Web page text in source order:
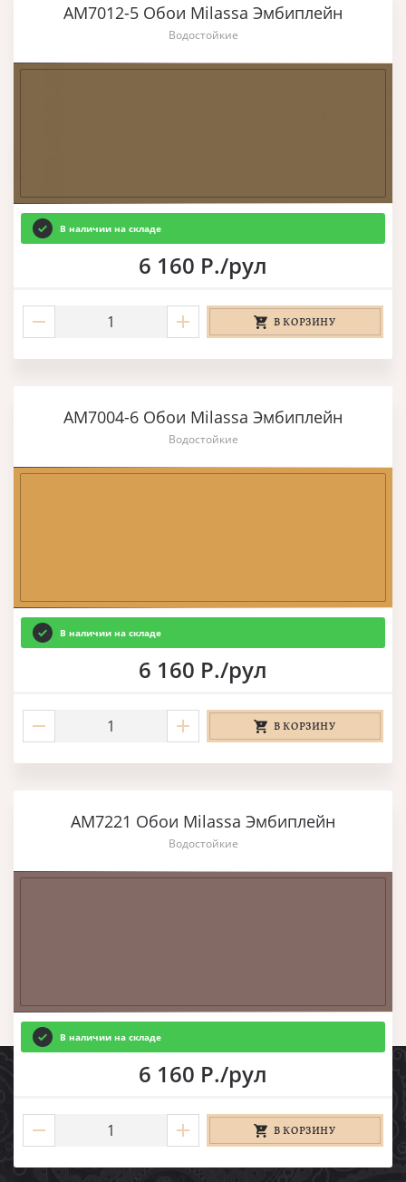
AM7012-5 Обои Milassa Эмбиплейн
Водостойкие
В наличии на складе
6 160 Р./рул
В КОРЗИНУ
AM7004-6 Обои Milassa Эмбиплейн
Водостойкие
В наличии на складе
6 160 Р./рул
В КОРЗИНУ
AM7221 Обои Milassa Эмбиплейн
Водостойкие
В наличии на складе
6 160 Р./рул
В КОРЗИНУ